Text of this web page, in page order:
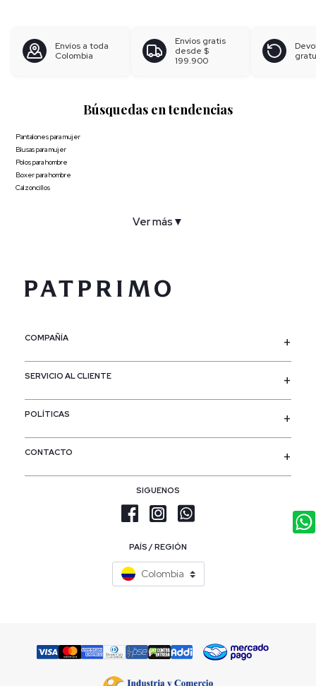
Envíos a toda
Colombia
Envíos gratis
desde $
199.900
Búsquedas en tendencias
Pantalones para mujer
Blusas para mujer
Polos para hombre
Boxer para hombre
Calzoncillos
Ver más ▼
COMPAÑÍA
SERVICIO AL CLIENTE
POLÍTICAS
SIGUENOS
PAÍS / REGIÓN
Colombia
CONTACTO